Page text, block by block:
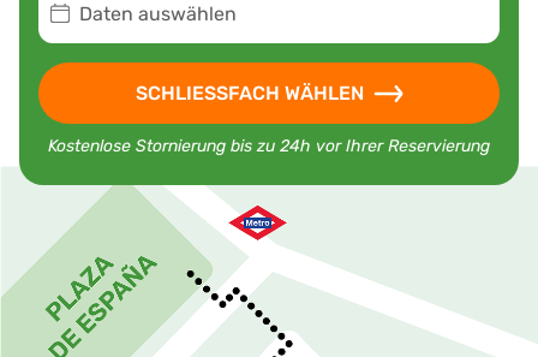
Daten auswählen
SCHLIESSFACH WÄHLEN
Kostenlose Stornierung bis zu 24h vor Ihrer Reservierung